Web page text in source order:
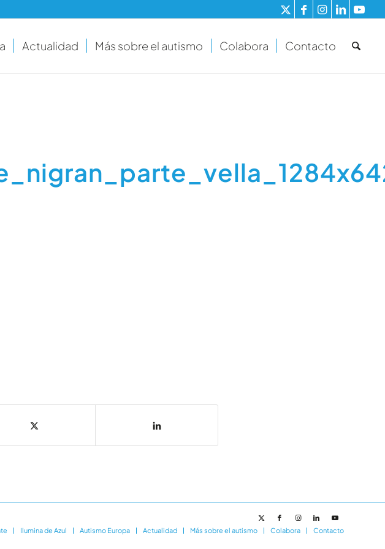
Actualidad Más sobre el autismo Colabora Contacto
Ilumina de Azul Autismo Europa Actualidad Más sobre el autismo Colabora Contacto